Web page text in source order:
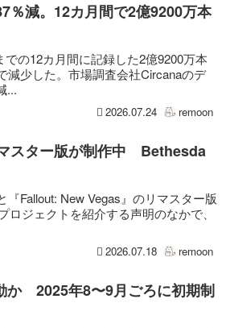
％減。12カ月間で2億9200万本
の12カ月間に記録した2億9200万本
減少した。市場調査会社Circanaのデ
...
2026.07.24 remoon
スター版が制作中 Bethesda
『Fallout: New Vegas』のリマスター版
ジェクトを紹介する声明のなかで、
2026.07.18 remoon
か 2025年8〜9月ごろに初期制